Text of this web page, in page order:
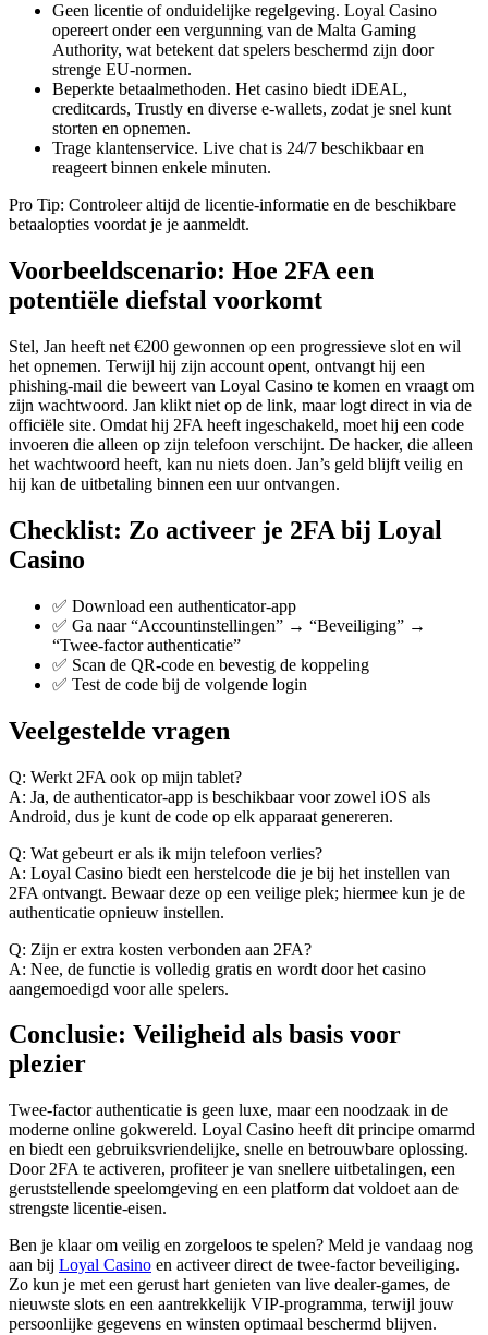
Geen licentie of onduidelijke regelgeving. Loyal Casino
opereert onder een vergunning van de Malta Gaming
Authority, wat betekent dat spelers beschermd zijn door
strenge EU‑normen.
Beperkte betaalmethoden. Het casino biedt iDEAL,
creditcards, Trustly en diverse e‑wallets, zodat je snel kunt
storten en opnemen.
Trage klantenservice. Live chat is 24/7 beschikbaar en
reageert binnen enkele minuten.
Pro Tip: Controleer altijd de licentie‑informatie en de beschikbare
betaalopties voordat je je aanmeldt.
Voorbeeldscenario: Hoe 2FA een
potentiële diefstal voorkomt
Stel, Jan heeft net €200 gewonnen op een progressieve slot en wil
het opnemen. Terwijl hij zijn account opent, ontvangt hij een
phishing‑mail die beweert van Loyal Casino te komen en vraagt om
zijn wachtwoord. Jan klikt niet op de link, maar logt direct in via de
officiële site. Omdat hij 2FA heeft ingeschakeld, moet hij een code
invoeren die alleen op zijn telefoon verschijnt. De hacker, die alleen
het wachtwoord heeft, kan nu niets doen. Jan’s geld blijft veilig en
hij kan de uitbetaling binnen een uur ontvangen.
Checklist: Zo activeer je 2FA bij Loyal
Casino
✅ Download een authenticator‑app
✅ Ga naar “Accountinstellingen” → “Beveiliging” →
“Twee‑factor authenticatie”
✅ Scan de QR‑code en bevestig de koppeling
✅ Test de code bij de volgende login
Veelgestelde vragen
Q: Werkt 2FA ook op mijn tablet?
A: Ja, de authenticator‑app is beschikbaar voor zowel iOS als
Android, dus je kunt de code op elk apparaat genereren.
Q: Wat gebeurt er als ik mijn telefoon verlies?
A: Loyal Casino biedt een herstelcode die je bij het instellen van
2FA ontvangt. Bewaar deze op een veilige plek; hiermee kun je de
authenticatie opnieuw instellen.
Q: Zijn er extra kosten verbonden aan 2FA?
A: Nee, de functie is volledig gratis en wordt door het casino
aangemoedigd voor alle spelers.
Conclusie: Veiligheid als basis voor
plezier
Twee‑factor authenticatie is geen luxe, maar een noodzaak in de
moderne online gokwereld. Loyal Casino heeft dit principe omarmd
en biedt een gebruiksvriendelijke, snelle en betrouwbare oplossing.
Door 2FA te activeren, profiteer je van snellere uitbetalingen, een
geruststellende speelomgeving en een platform dat voldoet aan de
strengste licentie‑eisen.
Ben je klaar om veilig en zorgeloos te spelen? Meld je vandaag nog
aan bij Loyal Casino en activeer direct de twee‑factor beveiliging.
Zo kun je met een gerust hart genieten van live dealer‑games, de
nieuwste slots en een aantrekkelijk VIP‑programma, terwijl jouw
persoonlijke gegevens en winsten optimaal beschermd blijven.